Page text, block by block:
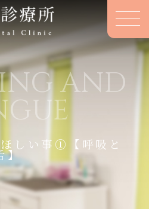
しい事①【呼吸と
】
AND